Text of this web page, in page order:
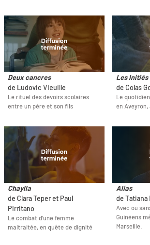
Deux cancres
de Ludovic Vieuille
Le rituel des devoirs scolaires
entre un père et son fils
Les Initiés
de Colas
Le
en
Chaylla
de Clara Teper et Paul
Pirritano
Le combat d’une femme
maltraitée, en quête de dignité
Alias
de Tatiana
Avec ou
Guinéens
Marseille.